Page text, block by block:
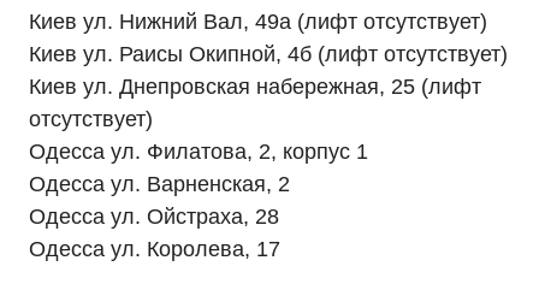
Киев ул. Нижний Вал, 49а (лифт отсутствует)
Киев ул. Раисы Окипной, 4б (лифт отсутствует)
Киев ул. Днепровская набережная, 25 (лифт
отсутствует)
Одесса ул. Филатова, 2, корпус 1
Одесса ул. Варненская, 2
Одесса ул. Ойстраха, 28
Одесса ул. Королева, 17